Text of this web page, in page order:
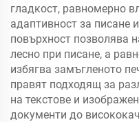
гладкост, равномерно
адаптивност за писане
повърхност позволява
лесно при писане, а
избягва замъгленото
правят подходящ за
на текстове и
документи до